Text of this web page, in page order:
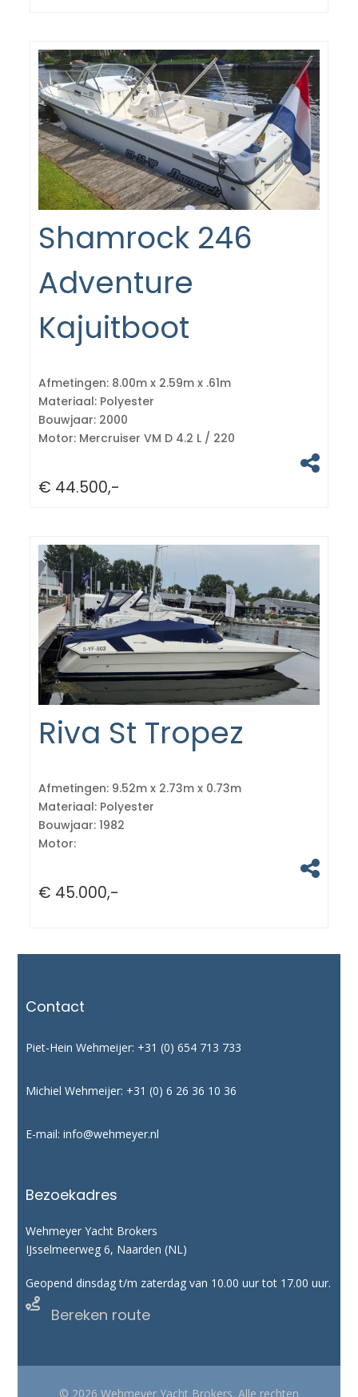
Shamrock 246
Adventure
Kajuitboot
Afmetingen: 8.00m x 2.59m x .61m
Materiaal: Polyester
Bouwjaar: 2000
Motor: Mercruiser VM D 4.2 L / 220
€ 44.500,-
Riva St Tropez
Afmetingen: 9.52m x 2.73m x 0.73m
Materiaal: Polyester
Bouwjaar: 1982
Motor:
€ 45.000,-
Contact
Piet-Hein Wehmeijer: +31 (0) 654 713 733
Michiel Wehmeijer: +31 (0) 6 26 36 10 36
E-mail: info@wehmeyer.nl
Bezoekadres
Wehmeyer Yacht Brokers
IJsselmeerweg 6, Naarden (NL)
Geopend dinsdag t/m zaterdag van 10.00 uur tot 17.00 uur.

Bereken route
© 2026 Wehmeyer Yacht Brokers. Alle rechten